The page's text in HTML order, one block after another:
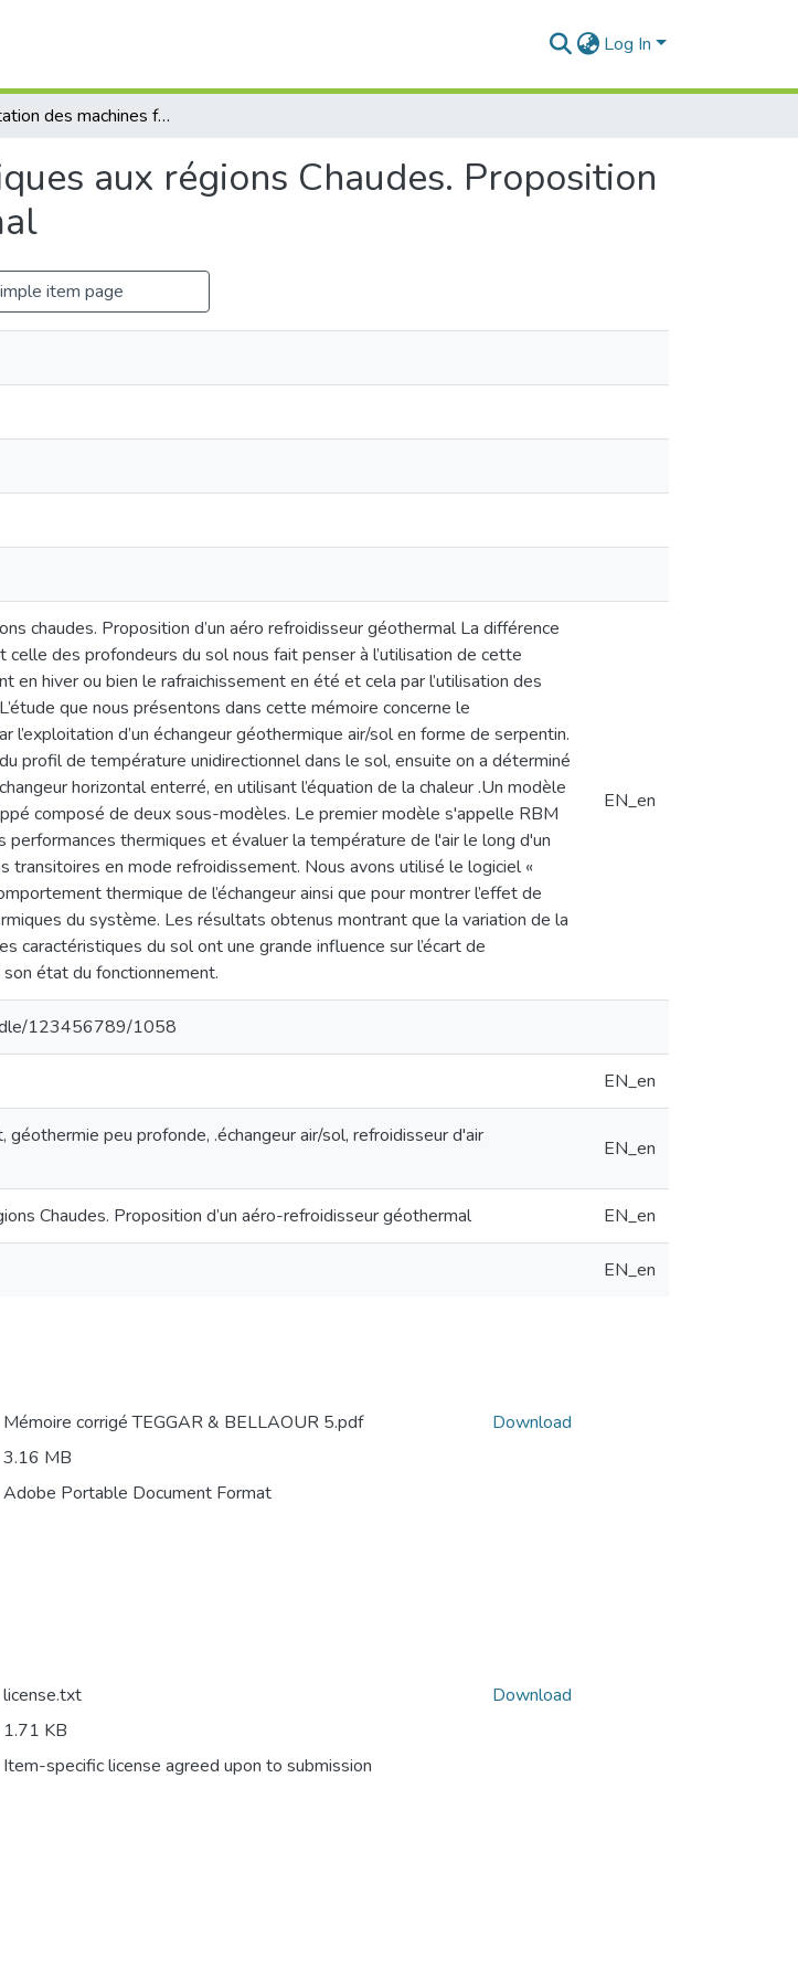
Log In
Adaptation des machines frigorifiques aux régions Chaudes. Proposition d’un aéro-refroidisseur géothermal
aux régions Chaudes. Proposition
item page
chaudes. Proposition d’un aéro refroidisseur géothermal La différence
des profondeurs du sol nous fait penser à l’utilisation de cette
en hiver ou bien le rafraichissement en été et cela par l’utilisation des
que nous présentons dans cette mémoire concerne le
l’exploitation d’un échangeur géothermique air/sol en forme de serpentin.
profil de température unidirectionnel dans le sol, ensuite on a déterminé
horizontal enterré, en utilisant l’équation de la chaleur .Un modèle
composé de deux sous-modèles. Le premier modèle s'appelle RBM
thermiques et évaluer la température de l'air le long d'un
transitoires en mode refroidissement. Nous avons utilisé le logiciel «
thermique de l’échangeur ainsi que pour montrer l’effet de
du système. Les résultats obtenus montrant que la variation de la
caractéristiques du sol ont une grande influence sur l’écart de
état du fonctionnement.
EN_en
123456789/1058
EN_en
peu profonde, .échangeur air/sol, refroidisseur d'air
EN_en
Chaudes. Proposition d’un aéro-refroidisseur géothermal EN_en
EN_en
Mémoire corrigé TEGGAR & BELLAOUR 5.pdf
3.16 MB
Adobe Portable Document Format
Download
license.txt
1.71 KB
Item-specific license agreed upon to submission
Download